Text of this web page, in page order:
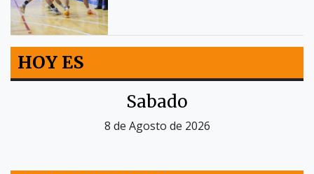
HOY ES
Sabado
8 de Agosto de 2026